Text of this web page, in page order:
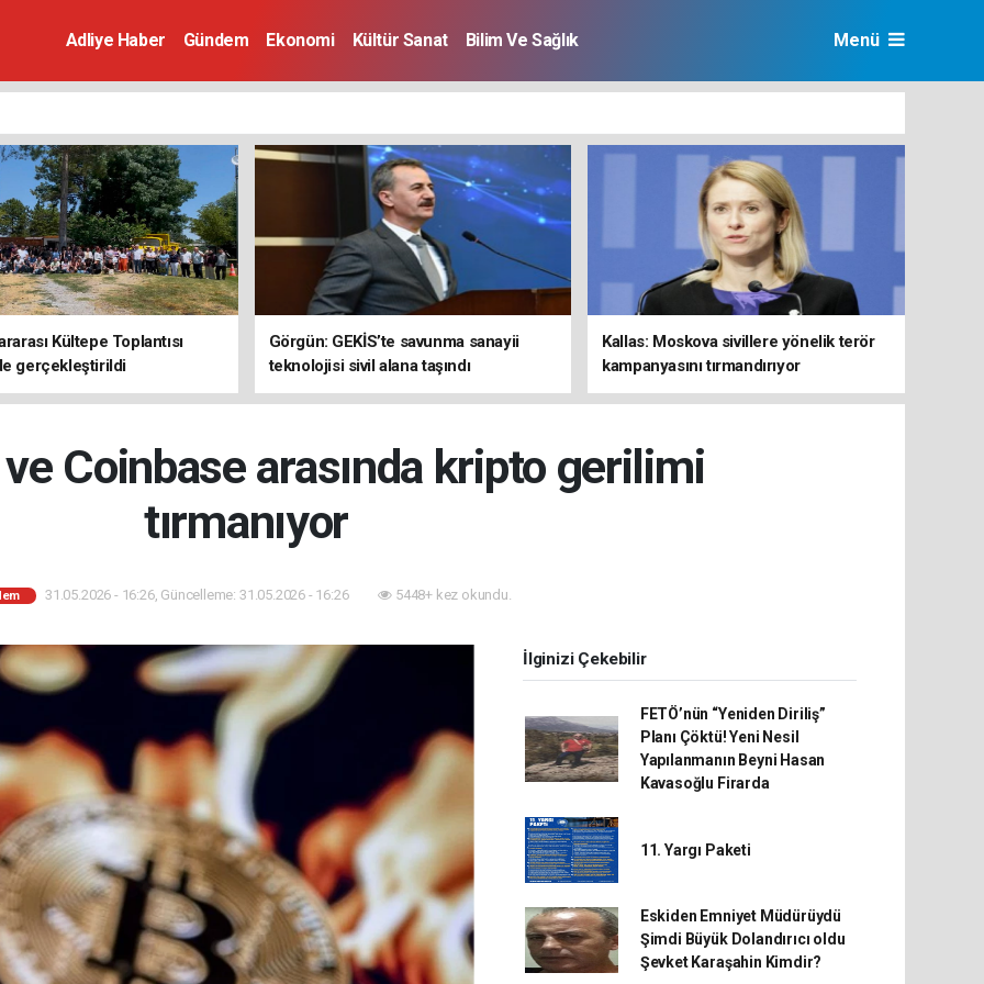
Adliye Haber Gündem Ekonomi Kültür Sanat Bilim Ve Sağlık Menü
Kültepe Toplantısı
gerçekleştirildi
Görgün: GEKİS’te savunma sanayii
teknolojisi sivil alana taşındı
Kallas: Moskova sivillere yönelik terör
kampanyasını tırmandırıyor
Coinbase arasında kripto gerilimi
tırmanıyor
31.05.2026 - 16:26, Güncelleme: 31.05.2026 - 16:26 5448+ kez okundu.
İlginizi Çekebilir
FETÖ’nün “Yeniden Diriliş”
Planı Çöktü! Yeni Nesil
Yapılanmanın Beyni Hasan
Kavasoğlu Firarda
11. Yargı Paketi
Eskiden Emniyet Müdürüydü
Şimdi Büyük Dolandırıcı oldu
Şevket Karaşahin Kimdir?